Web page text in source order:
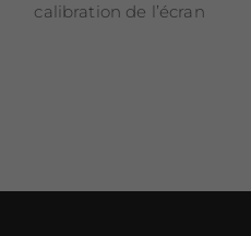
calibration de l’écran